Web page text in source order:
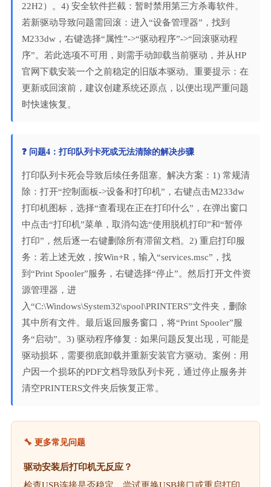
22H2）。4) 安全软件拦截：暂时禁用第三方杀毒软件。
若新驱动导致问题需回滚：进入“设备管理器”，找到
M233dw，右键选择“属性”->“驱动程序”->“回滚驱动程
序”。若此选项不可用，则需手动卸载当前驱动，并从HP
官网下载安装一个之前稳定的旧版本驱动。重要提示：在
更新或回滚前，建议创建系统还原点，以便出现严重问题
时快速恢复。
❓ 问题4：打印队列卡死或无法清除的解决步骤
打印队列卡死会导致后续任务阻塞。解决方案：1) 常规清
除：打开“控制面板->设备和打印机”，右键点击M233dw
打印机图标，选择“查看现在正在打印什么”，在弹出窗口
中点击“打印机”菜单，取消勾选“使用脱机打印”和“暂停
打印”，然后逐一右键删除所有滞留文档。2) 重启打印服
务：若上述无效，按Win+R，输入“services.msc”，找
到“Print Spooler”服务，右键选择“停止”。然后打开文件资
源管理器，进
入“C:\Windows\System32\spool\PRINTERS”文件夹，删除
其中所有文件。最后返回服务窗口，将“Print Spooler”服
务“启动”。3) 驱动程序修复：如果问题反复出现，可能是
驱动损坏，需要彻底卸载并重新安装官方驱动。案例：用
户因一个损坏的PDF文档导致队列卡死，通过停止服务并
清空PRINTERS文件夹后恢复正常。
🔧 更多常见问题
驱动安装后打印机无反应？